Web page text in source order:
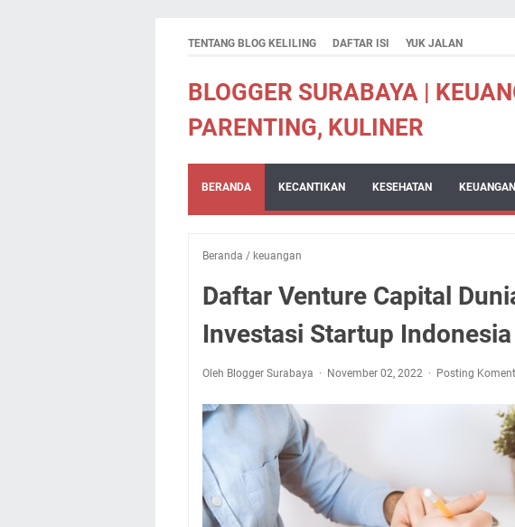
TENTANG BLOG KELILING DAFTAR ISI YUK JALAN
BLOGGER SURABAYA |
PARENTING, KULINER
BERANDA KECANTIKAN KESEHATAN KEUANGAN
Beranda / keuangan
Daftar Venture Capital
Investasi Startup Indonesia
Oleh Blogger Surabaya November 02, 2022 Posting